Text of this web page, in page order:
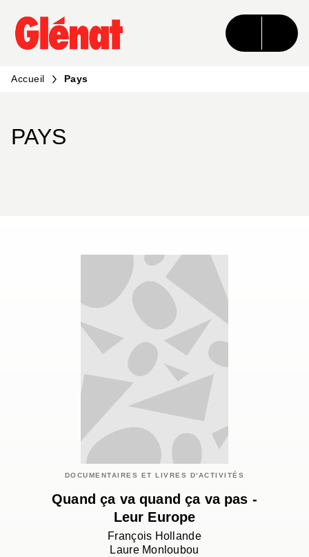
MENU RECHERCHE CONTENU
PIED DE PAGE
Accueil Pays
PAYS
DOCUMENTAIRES ET LIVRES D'ACTIVITÉS
Quand ça va quand ça va pas -
Leur Europe
François Hollande
Laure Monloubou